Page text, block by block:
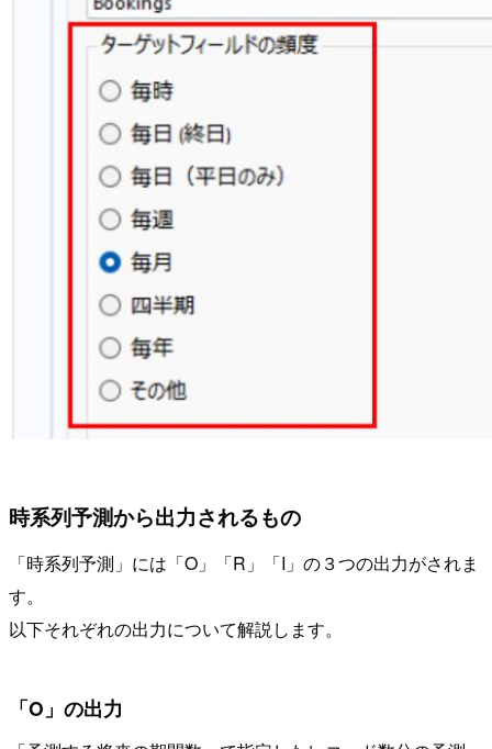
時系列予測から出力されるもの
「時系列予測」には「O」「R」「I」の３つの出力がされま
す。
以下それぞれの出力について解説します。
「O」の出力